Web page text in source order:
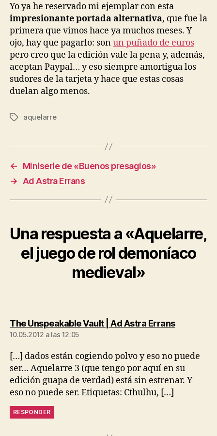
Yo ya he reservado mi ejemplar con esta
impresionante portada alternativa, que fue la
primera que vimos hace ya muchos meses. Y
ojo, hay que pagarlo: sonun puñado de euros
pero creo que la edición vale la pena y, además,
aceptan Paypal… y eso siempre amortigua los
sudores de la tarjeta y hace que estas cosas
duelan algo menos.
Etiquetas
aquelarre
←
Miniserie de «Buenos presagios»
→
Ad Astra Errans
Una respuesta a «Aquelarre,
el juego de rol demoníaco
medieval»
The Unspeakable Vault | Ad Astra Erransdice:
10.05.2012 a las 12:05
[…] dados están cogiendo polvo y eso no puede
ser… Aquelarre 3 (que tengo por aquí en su
edición guapa de verdad) está sin estrenar. Y
eso no puede ser. Etiquetas: Cthulhu, […]
RESPONDER